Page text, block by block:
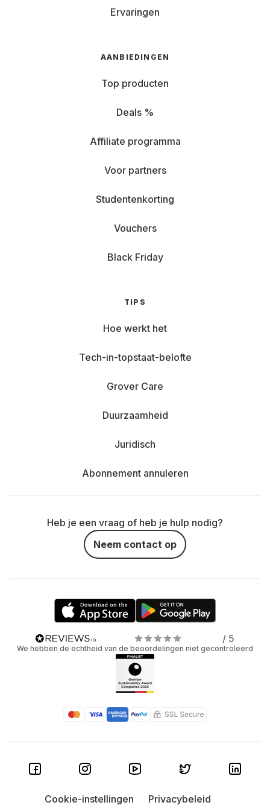
Ervaringen
AANBIEDINGEN
Top producten
Deals %
Affiliate programma
Voor partners
Studentenkorting
Vouchers
Black Friday
TIPS
Hoe werkt het
Tech-in-topstaat-belofte
Grover Care
Duurzaamheid
Juridisch
Abonnement annuleren
Heb je een vraag of heb je hulp nodig?
Neem contact op
/ 5
We hebben de echtheid van de beoordelingen niet gecontroleerd
Cookie-instellingen
Privacybeleid